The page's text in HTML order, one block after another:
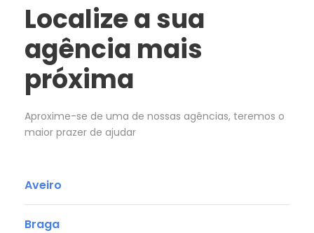
Localize a sua
agência mais
próxima
Aproxime-se de uma de nossas agências, teremos o
maior prazer de ajudar
Aveiro
Braga